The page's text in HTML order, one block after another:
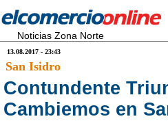
Noticias Zona Norte
13.08.2017 - 23:43
San Isidro
Contundente
Cambiemos en